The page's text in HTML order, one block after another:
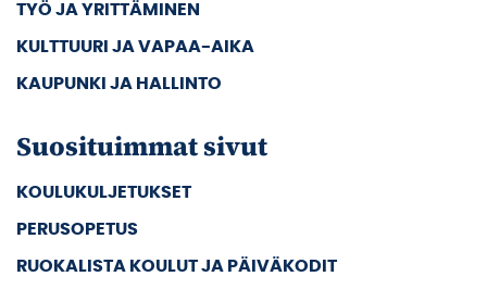
TYÖ JA YRITTÄMINEN
KULTTUURI JA VAPAA-AIKA
KAUPUNKI JA HALLINTO
Suosituimmat sivut
KOULUKULJETUKSET
PERUSOPETUS
RUOKALISTA KOULUT JA PÄIVÄKODIT